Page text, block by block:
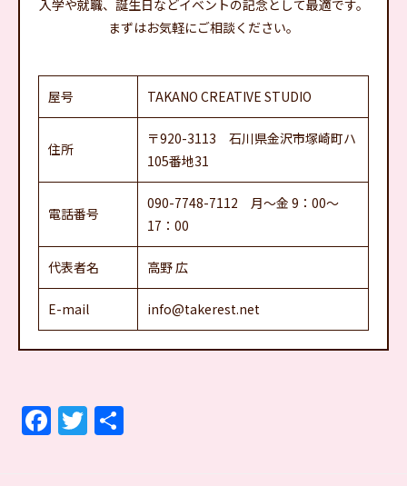
入学や就職、誕生日などイベントの記念として最適です。
まずはお気軽にご相談ください。
屋号 TAKANO CREATIVE STUDIO
住所
〒920-3113 石川県金沢市塚崎町ハ
105番地31
電話番号
090-7748-7112 月～金 9：00～
17：00
代表者名 高野 広
E-mail info@takerest.net
F T